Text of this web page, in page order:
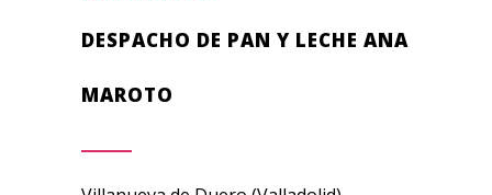
DESPACHO DE PAN Y LECHE ANA
MAROTO